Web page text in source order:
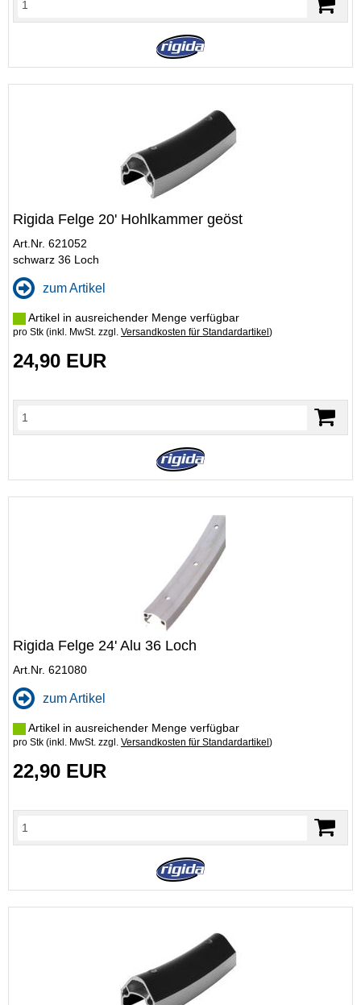
Rigida Felge 20' Hohlkammer geöst
Art.Nr. 621052
schwarz 36 Loch
zum Artikel
Artikel in ausreichender Menge verfügbar
pro Stk (inkl. MwSt. zzgl. Versandkosten für Standardartikel )
24,90 EUR
Rigida Felge 24' Alu 36 Loch
Art.Nr. 621080
zum Artikel
Artikel in ausreichender Menge verfügbar
pro Stk (inkl. MwSt. zzgl. Versandkosten für Standardartikel )
22,90 EUR